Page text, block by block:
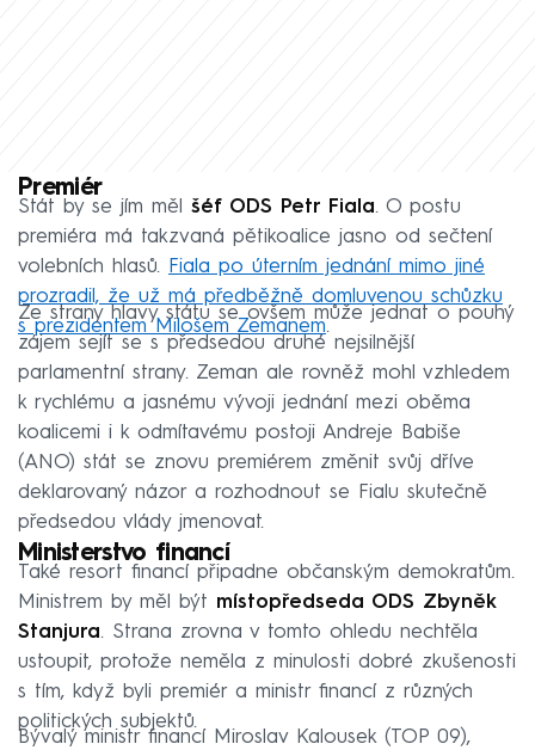
Premiér
Stát by se jím měl šéf ODS Petr Fiala. O postu
premiéra má takzvaná pětikoalice jasno od sečtení
volebních hlasů. Fiala po úterním jednání mimo jiné
prozradil, že už má předběžně domluvenou schůzku
s prezidentem Milošem Zemanem.
Ze strany hlavy státu se ovšem může jednat o pouhý
zájem sejít se s předsedou druhé nejsilnější
parlamentní strany. Zeman ale rovněž mohl vzhledem
k rychlému a jasnému vývoji jednání mezi oběma
koalicemi i k odmítavému postoji Andreje Babiše
(ANO) stát se znovu premiérem změnit svůj dříve
deklarovaný názor a rozhodnout se Fialu skutečně
předsedou vlády jmenovat.
Ministerstvo financí
Také resort financí připadne občanským demokratům.
Ministrem by měl být místopředseda ODS Zbyněk
Stanjura. Strana zrovna v tomto ohledu nechtěla
ustoupit, protože neměla z minulosti dobré zkušenosti
s tím, když byli premiér a ministr financí z různých
politických subjektů.
Bývalý ministr financí Miroslav Kalousek (TOP 09),